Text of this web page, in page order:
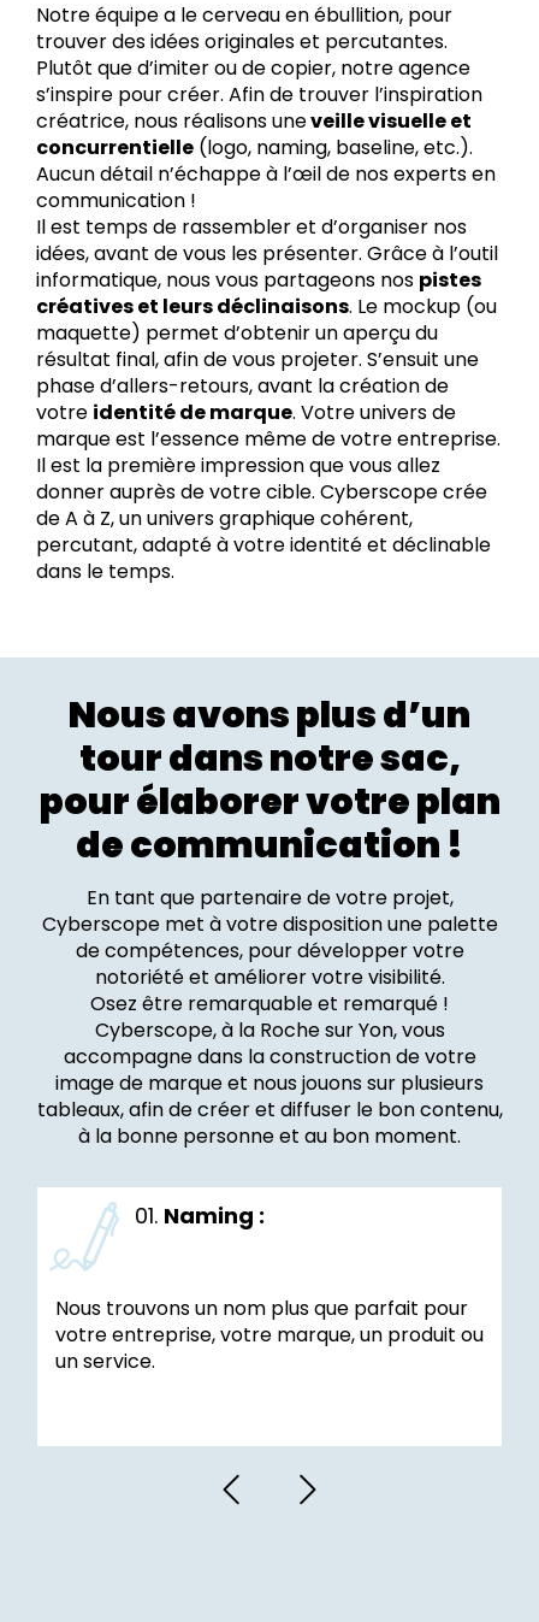
Notre équipe a le cerveau en ébullition, pour
trouver des idées originales et percutantes.
Plutôt que d’imiter ou de copier, notre agence
s’inspire pour créer. Afin de trouver l’inspiration
créatrice, nous réalisons uneveille visuelle et
concurrentielle (logo, naming, baseline, etc.).
Aucun détail n’échappe à l’œil de nos experts en
communication !
Il est temps de rassembler et d’organiser nos
idées, avant de vous les présenter. Grâce à l’outil
informatique, nous vous partageons nos pistes
créatives et leurs déclinaisons. Le mockup (ou
maquette) permet d’obtenir un aperçu du
résultat final, afin de vous projeter. S’ensuit une
phase d’allers-retours, avant la création de
votre identité de marque. Votre univers de
marque est l’essence même de votre entreprise.
Il est la première impression que vous allez
donner auprès de votre cible. Cyberscope crée
de A à Z, un univers graphique cohérent,
percutant, adapté à votre identité et déclinable
dans le temps.
Nous avons plus d’un
tour dans notre sac,
pour élaborer votre plan
de communication !
En tant que partenaire de votre projet,
Cyberscope met à votre disposition une palette
de compétences, pour développer votre
notoriété et améliorer votre visibilité.
Osez être remarquable et remarqué !
Cyberscope, à la Roche sur Yon, vous
accompagne dans la construction de votre
image de marque et nous jouons sur plusieurs
tableaux, afin de créer et diffuser le bon contenu,
à la bonne personne et au bon moment.
01. Naming :
Nous trouvons un nom plus que parfait pour
votre entreprise, votre marque, un produit ou
un service.